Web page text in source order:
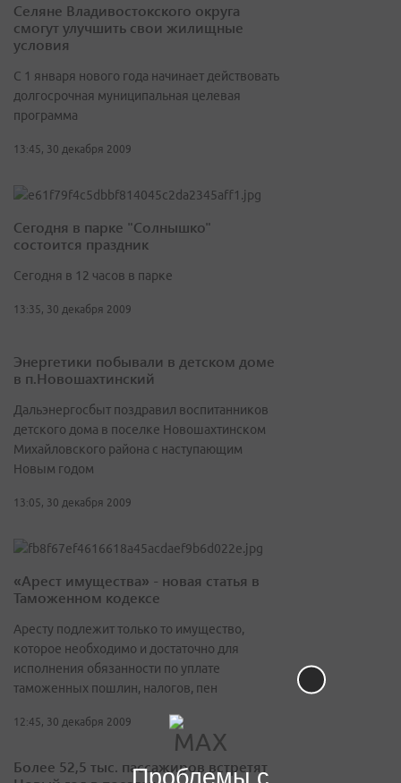
Селяне Владивостокского округа
смогут улучшить свои жилищные
условия
С 1 января нового года начинает действовать
долгосрочная муниципальная целевая
программа
13:45, 30 декабря 2009
Сегодня в парке "Солнышко"
состоится праздник
Сегодня в 12 часов в парке
13:35, 30 декабря 2009
Энергетики побывали в детском доме
в п.Новошахтинский
Дальэнергосбыт поздравил воспитанников
детского дома в поселке Новошахтинском
Михайловского района с наступающим
Новым годом
13:05, 30 декабря 2009
«Арест имущества» - новая статья в
Таможенном кодексе
Аресту подлежит только то имущество,
которое необходимо и достаточно для
исполнения обязанности по уплате
таможенных пошлин, налогов, пен
12:45, 30 декабря 2009
Более 52,5 тыс. пассажиров встретят
Проблемы с